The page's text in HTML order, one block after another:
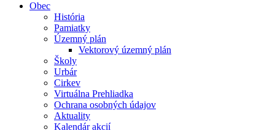
Obec
História
Pamiatky
Územný plán
Vektorový územný plán
Školy
Urbár
Cirkev
Virtuálna Prehliadka
Ochrana osobných údajov
Aktuality
Kalendár akcií